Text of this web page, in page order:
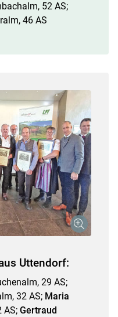
52 AS;
46 AS
Uttendorf:
29 AS;
32 AS; Maria
AS; Gertraud